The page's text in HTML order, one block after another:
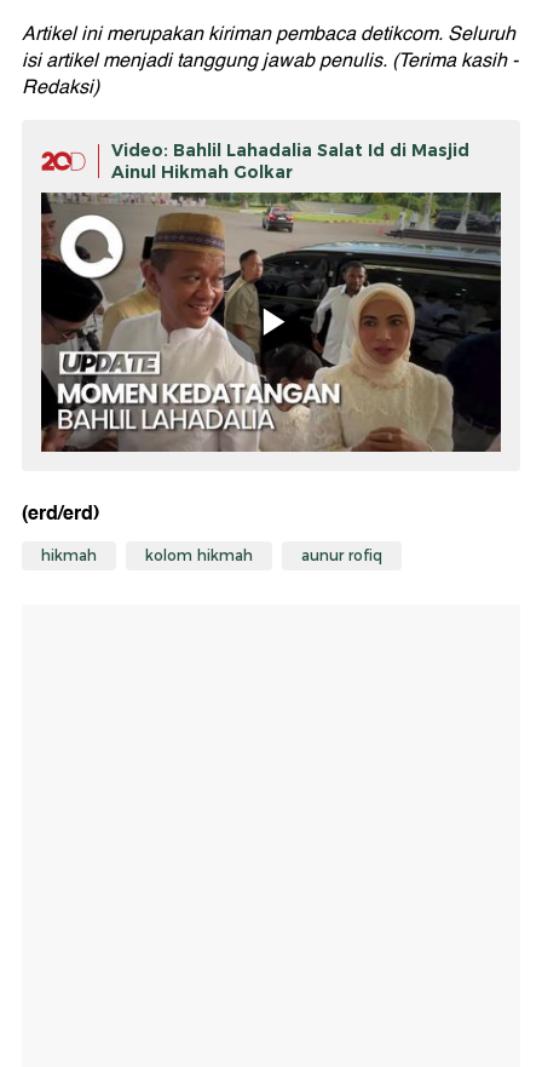
Artikel ini merupakan kiriman pembaca detikcom. Seluruh
isi artikel menjadi tanggung jawab penulis. (Terima kasih -
Redaksi)
Video: Bahlil Lahadalia Salat Id di Masjid
Ainul Hikmah Golkar
(erd/erd)
hikmah kolom hikmah aunur rofiq